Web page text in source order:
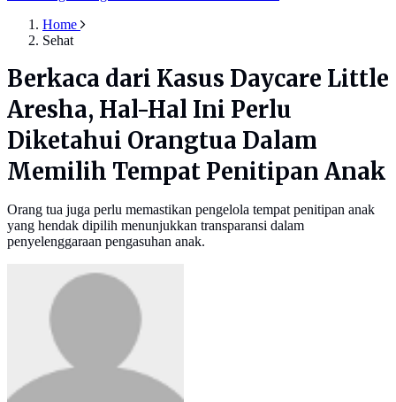
Home
Sehat
Berkaca dari Kasus Daycare Little
Aresha, Hal-Hal Ini Perlu
Diketahui Orangtua Dalam
Memilih Tempat Penitipan Anak
Orang tua juga perlu memastikan pengelola tempat penitipan anak
yang hendak dipilih menunjukkan transparansi dalam
penyelenggaraan pengasuhan anak.